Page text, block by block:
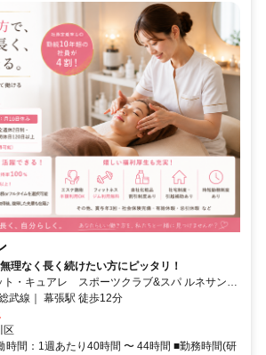
理なく長く続けたい方にピッタリ！
ト・キュアレ スポーツクラブ&スパ ルネサンス
武線｜ 幕張駅 徒歩12分
区
時間：1週あたり40時間 〜 44時間 ■勤務時間(研